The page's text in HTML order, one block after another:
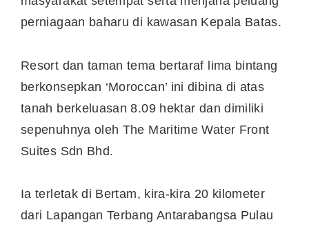
perniagaan baharu di kawasan Kepala Batas.
Resort dan taman tema bertaraf lima bintang
berkonsepkan ‘Moroccan’ ini dibina di atas
tanah berkeluasan 8.09 hektar dan dimiliki
sepenuhnya oleh The Maritime Water Front
Suites Sdn Bhd.
Ia terletak di Bertam, kira-kira 20 kilometer
dari Lapangan Terbang Antarabangsa Pulau